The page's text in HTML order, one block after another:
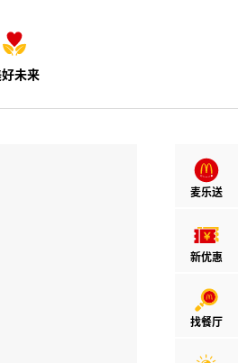
未来
麦乐送
新优惠
找餐厅